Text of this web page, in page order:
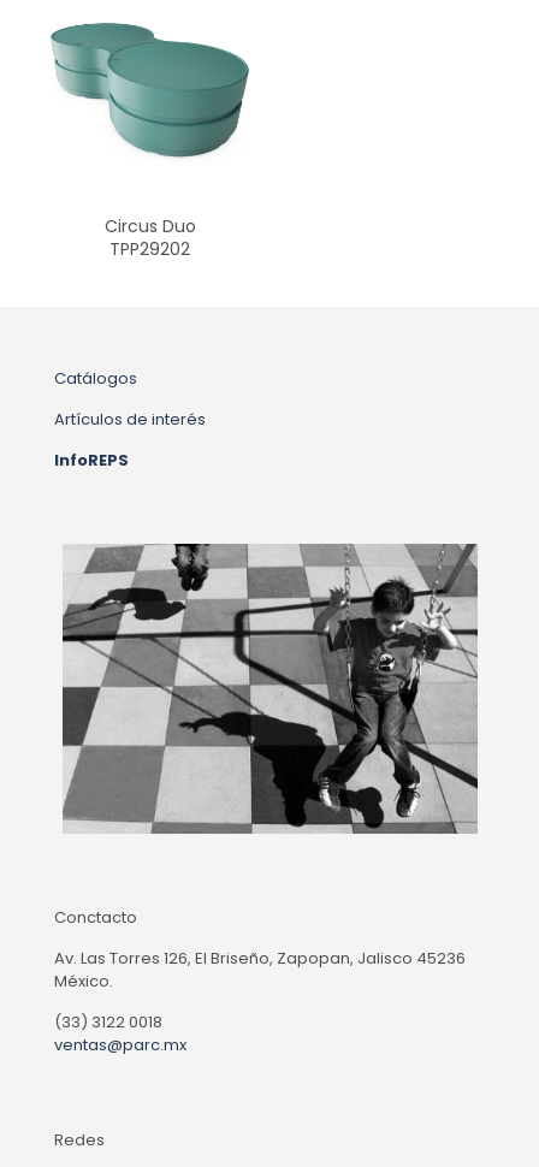
Circus Duo
TPP29202
Catálogos
Artículos de interés
InfoREPS
Conctacto
Av. Las Torres 126, El Briseño, Zapopan, Jalisco 45236
México.
(33) 3122 0018
ventas@parc.mx
Redes